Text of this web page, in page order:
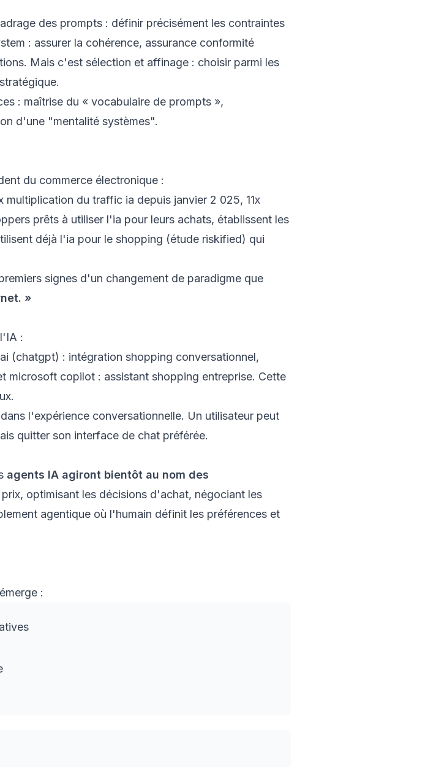
des prompts : définir précisément les contraintes
: assurer la cohérence, assurance conformité
Mais c'est sélection et affinage : choisir parmi les
: maîtrise du « vocabulaire de prompts »,
d'une "mentalité systèmes".
du commerce électronique :
du traffic ia depuis janvier 2 025, 11x
prêts à utiliser l'ia pour leurs achats, établissent les
déjà l'ia pour le shopping (étude riskified) qui
signes d'un changement de paradigme que
»
:
(chatgpt) : intégration shopping conversationnel,
microsoft copilot : assistant shopping entreprise. Cette
l'expérience conversationnelle. Un utilisateur peut
quitter son interface de chat préférée.
agents IA agiront bientôt au nom des
optimisant les décisions d'achat, négociant les
agentique où l'humain définit les préférences et
: